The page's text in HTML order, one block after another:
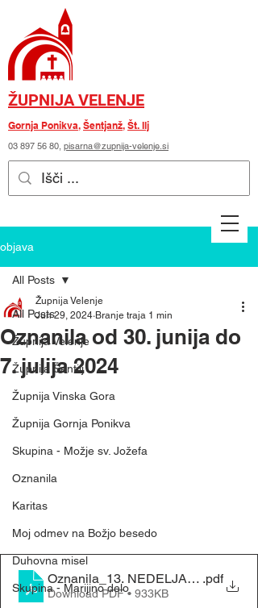
ŽUPNIJA VELENJE
Gornja Ponikva, Šentjanž, Št. Ilj
03 897 56 80, pisarna@zupnija-velenje.si
objava
All Posts
Župnija Velenje
Župnija Šentilj
Župnija Vinska Gora
Župnija Gornja Ponikva
Skupina - Možje sv. Jožefa
Oznanila
Karitas
Moj odmev na Božjo besedo
Duhovna misel
Skupina - Marijino delo
All Posts
Oznanila od 30. junija do
7. julija 2024
Župnija Velenje
Jun 29, 2024 Branje traja 1 min
.pdf
Download PDF • 933KB